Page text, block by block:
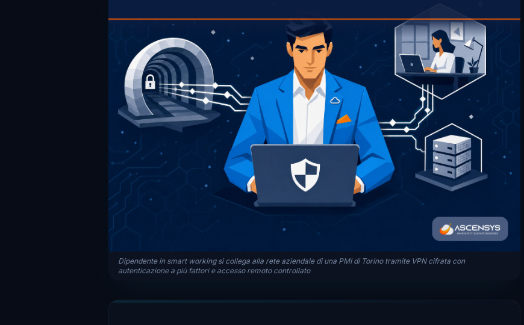
Dipendente in smart working si collega alla rete aziendale di una PMI di Torino tramite VPN cifrata con
autenticazione a più fattori e accesso remoto controllato